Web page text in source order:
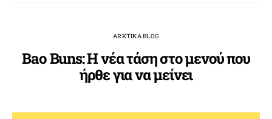
ARKTIKA BLOG
Bao Buns: Η νέα τάση στο μενού που
ήρθε για να μείνει